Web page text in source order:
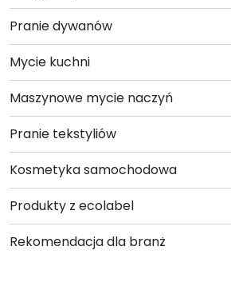
Pranie dywanów
Mycie kuchni
Maszynowe mycie naczyń
Pranie tekstyliów
Kosmetyka samochodowa
Produkty z ecolabel
Rekomendacja dla branż